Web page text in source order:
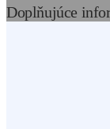
Doplňujúce